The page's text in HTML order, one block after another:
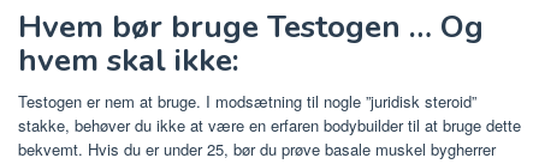
Hvem bør bruge Testogen … Og
hvem skal ikke:
Testogen er nem at bruge. I modsætning til nogle ”juridisk steroid”
stakke, behøver du ikke at være en erfaren bodybuilder til at bruge dette
bekvemt. Hvis du er under 25, bør du prøve basale muskel bygherrer